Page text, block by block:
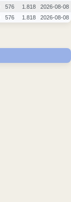
576 1.818
2026-08-08
576 1.818 2026-08-08